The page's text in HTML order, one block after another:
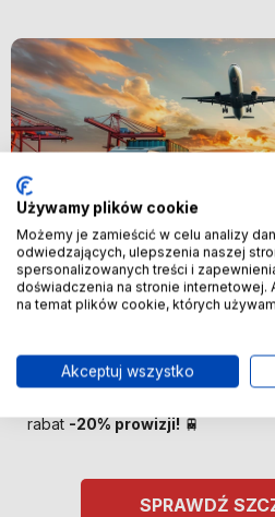
Nowość
🚢 Bezpośredni import
rabat -20% prowizji! 🚆
SPRAWDŹ
Używamy plików cookie
Możemy je zamieścić w celu analizy
odwiedzających, ulepszenia naszej
spersonalizowanych treści i
doświadczenia na stronie internetowej.
na temat plików cookie, których
Akceptuj wszystko